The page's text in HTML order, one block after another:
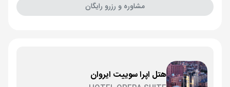
مشاوره و رزرو رایگان
هتل اپرا سوییت ایروان